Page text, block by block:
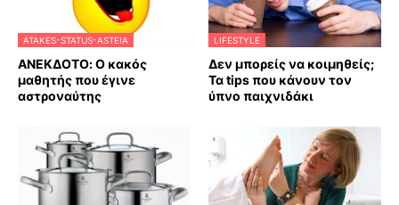
ATAKES-STATUS-ASTEIA
ΑΝΕΚΔΟΤΟ: Ο κακός
μαθητής που έγινε
αστροναύτης
LIFESTYLE
Δεν μπορείς να κοιμηθείς;
Τα tips που κάνουν τον
ύπνο παιχνιδάκι